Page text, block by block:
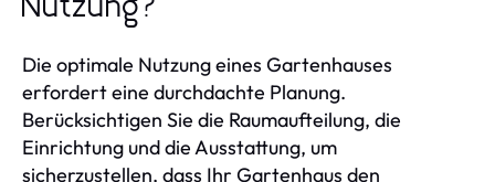
Nutzung?
Die optimale Nutzung eines Gartenhauses
erfordert eine durchdachte Planung.
Berücksichtigen Sie die Raumaufteilung, die
Einrichtung und die Ausstattung, um
sicherzustellen, dass Ihr Gartenhaus den